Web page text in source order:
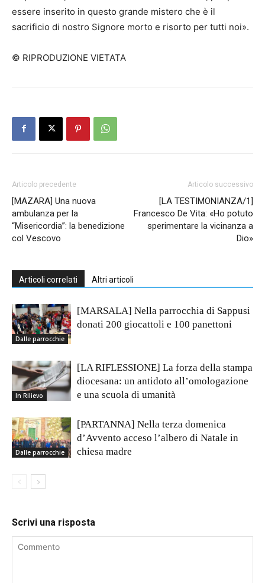
essere inserito in questo grande mistero che è il
sacrificio di nostro Signore morto e risorto per tutti noi».
© RIPRODUZIONE VIETATA
Articolo precedente
[MAZARA] Una nuova
ambulanza per la
“Misericordia”: la benedizione
col Vescovo
Articolo successivo
[LA TESTIMONIANZA/1]
Francesco De Vita: «Ho potuto
sperimentare la vicinanza a
Dio»
Articoli correlati Altri articoli
Dalle parrocchie
[MARSALA] Nella parrocchia di Sappusi
donati 200 giocattoli e 100 panettoni
In Rilievo
[LA RIFLESSIONE] La forza della stampa
diocesana: un antidoto all’omologazione
e una scuola di umanità
Dalle parrocchie
[PARTANNA] Nella terza domenica
d’Avvento acceso l’albero di Natale in
chiesa madre
Scrivi una risposta